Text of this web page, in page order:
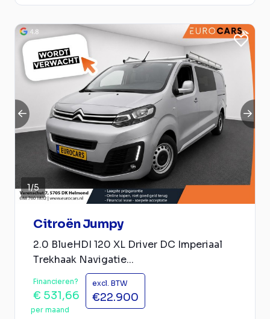
1/5
Citroën Jumpy
2.0 BlueHDI 120 XL Driver DC Imperiaal
Trekhaak Navigatie...
Financieren?
€ 531,66
per maand
excl. BTW
€22.900